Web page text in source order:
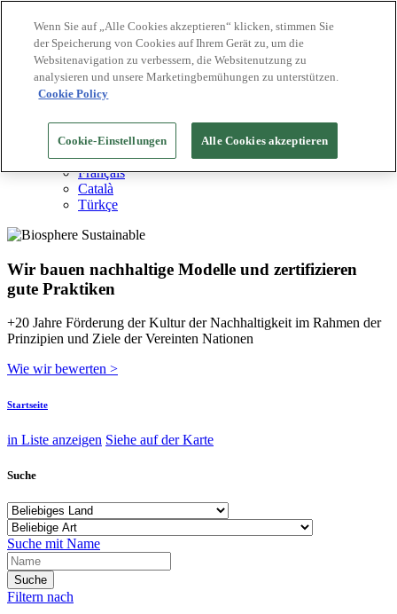
Biosphere Reiseziele
Biosphere Unternehmen
Wie wir bewerten
Über uns
English
Español
Português
Français
Català
Türkçe
Wir bauen nachhaltige Modelle und zertifizieren
gute Praktiken
+20 Jahre Förderung der Kultur der Nachhaltigkeit im Rahmen der
Prinzipien und Ziele der Vereinten Nationen
Wie wir bewerten >
Startseite
in Liste anzeigen Siehe auf der Karte
Suche
Suche mit Name
Filtern nach
Wenn Sie auf „Alle Cookies akzeptieren“ klicken, stimmen Sie
der Speicherung von Cookies auf Ihrem Gerät zu, um die
Websitenavigation zu verbessern, die Websitenutzung zu
analysieren und unsere Marketingbemühungen zu unterstützen.
Cookie Policy
Cookie-Einstellungen Alle Cookies akzeptieren